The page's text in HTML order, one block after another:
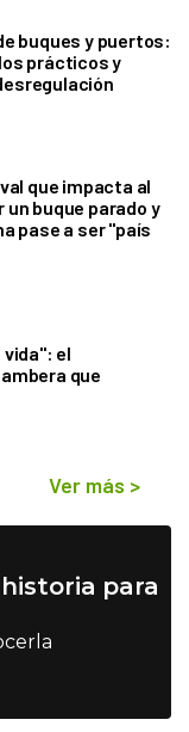
buques y puertos:
prácticos y
que impacta al
buque parado y
pase a ser "país
vida": el
que
Ver más >
para